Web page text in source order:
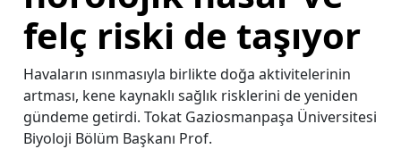
felç riski de taşıyor
Havaların ısınmasıyla birlikte doğa aktivitelerinin
artması, kene kaynaklı sağlık risklerini de yeniden
gündeme getirdi. Tokat Gaziosmanpaşa Üniversitesi
Biyoloji Bölüm Başkanı Prof.